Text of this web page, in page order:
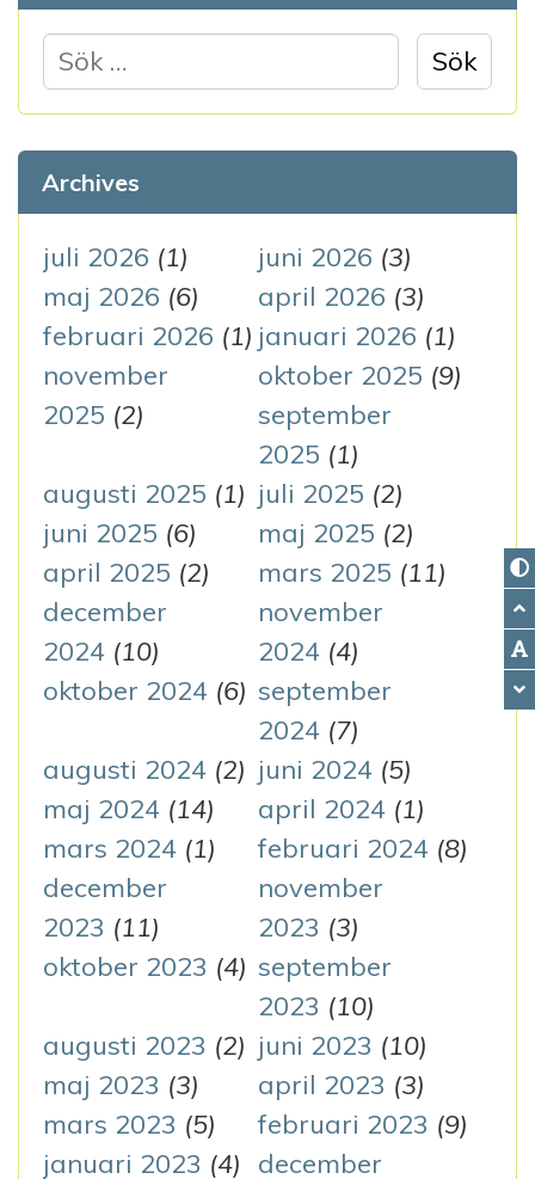
ö
e
f
t
e
r
:
Archives
juli 2026 (1) juni 2026 (3)
maj 2026 (6) april 2026 (3)
februari 2026 (1) januari 2026 (1)
november
2025 (2)
oktober 2025 (9)
september
2025 (1)
augusti 2025 (1) juli 2025 (2)
juni 2025 (6) maj 2025 (2)
april 2025 (2) mars 2025 (11)
december
2024 (10)
november
2024 (4)
oktober 2024 (6) september
2024 (7)
augusti 2024 (2) juni 2024 (5)
maj 2024 (14) april 2024 (1)
mars 2024 (1) februari 2024 (8)
december
2023 (11)
november
2023 (3)
oktober 2023 (4) september
2023 (10)
augusti 2023 (2) juni 2023 (10)
maj 2023 (3) april 2023 (3)
mars 2023 (5) februari 2023 (9)
januari 2023 (4) december